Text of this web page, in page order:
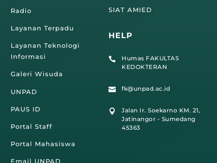
Radio
Layanan Terpadu
Layanan Teknologi
Informasi
Galeri Wisuda
UNPAD
PAUS ID
Portal Staff
Portal Mahasiswa
Email UNPAD
SIAT AMIED
HELP

Humas FAKULTAS
KEDOKTERAN
 fk@unpad.ac.id

Jalan Ir. Soekarno KM. 21,
Jatinangor - Sumedang
45363